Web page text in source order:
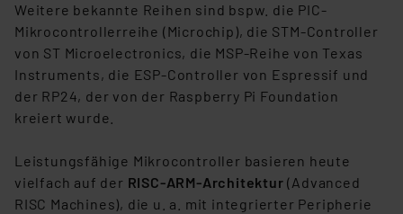
Weitere bekannte Reihen sind bspw. die PIC-
Mikrocontrollerreihe (Microchip), die STM-Controller
von ST Microelectronics, die MSP-Reihe von Texas
Instruments, die ESP-Controller von Espressif und
der RP24, der von der Raspberry Pi Foundation
kreiert wurde.
Leistungsfähige Mikrocontroller basieren heute
vielfach auf der RISC-ARM-Architektur (Advanced
RISC Machines), die u. a. mit integrierter Peripherie